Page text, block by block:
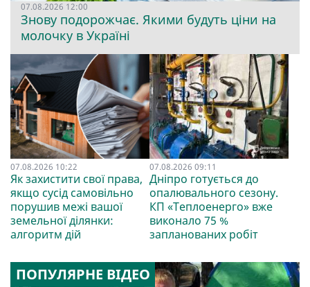
07.08.2026 12:00
Знову подорожчає. Якими будуть ціни на
молочку в Україні
07.08.2026 10:22
Як захистити свої права,
якщо сусід самовільно
порушив межі вашої
земельної ділянки:
алгоритм дій
07.08.2026 09:11
Дніпро готується до
опалювального сезону.
КП «Теплоенерго» вже
виконало 75 %
запланованих робіт
ПОПУЛЯРНЕ ВІДЕО